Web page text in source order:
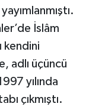
İslâm
kendini
adlı üçüncü
yılında
çıkmıştı.